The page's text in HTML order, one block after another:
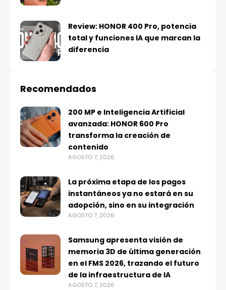
Review: HONOR 400 Pro, potencia
total y funciones IA que marcan la
diferencia
Recomendados
200 MP e Inteligencia Artificial
avanzada: HONOR 600 Pro
transforma la creación de
contenido
AGOSTO 7, 2026
La próxima etapa de los pagos
instantáneos ya no estará en su
adopción, sino en su integración
AGOSTO 7, 2026
Samsung apresenta visión de
memoria 3D de última generación
en el FMS 2026, trazando el futuro
de la infraestructura de IA
AGOSTO 7, 2026